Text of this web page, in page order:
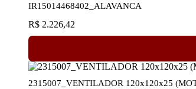
IR15014468402_ALAVANCA
R$ 2.226,42
2315007_VENTILADOR 120x120x25